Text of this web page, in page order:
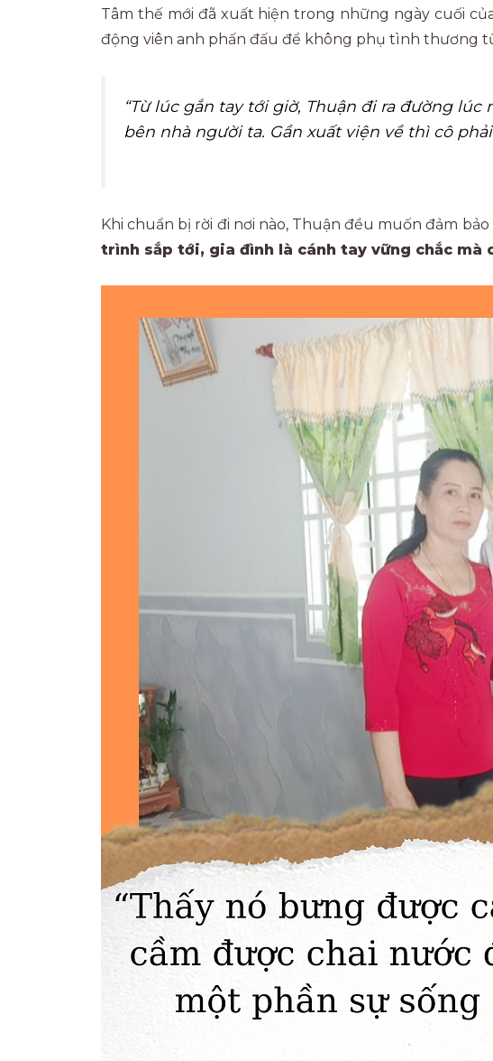
Tâm thế mới đã xuất hiện trong những ngày cuối
động viên anh phấn đấu để không phụ tình thương
“Từ lúc gắn tay tới giờ, Thuận đi ra đường
bên nhà người ta. Gần xuất viện về thì cô
Khi chuẩn bị rời đi nơi nào, Thuận đều muốn đảm
trình sắp tới, gia đình là cánh tay vững chắc mà